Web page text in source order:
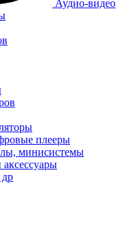
Аудио-видео
плееры
минисистемы